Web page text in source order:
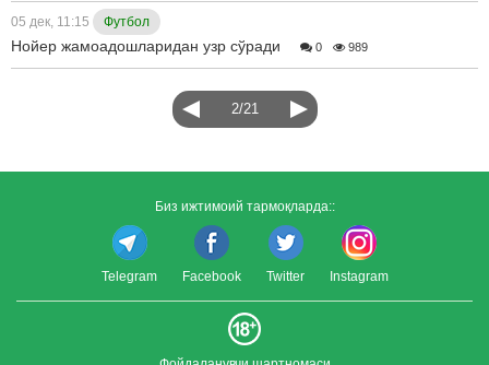
05 дек, 11:15 Футбол
Нойер жамоадошларидан узр сўради 0 989
2/21
Биз ижтимоий тармоқларда::
Telegram Facebook Twitter Instagram